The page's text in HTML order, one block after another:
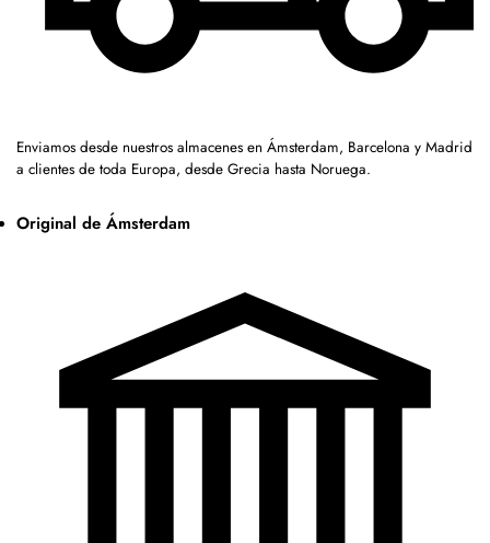
Enviamos desde nuestros almacenes en Ámsterdam, Barcelona y Madrid
a clientes de toda Europa, desde Grecia hasta Noruega.
Original de Ámsterdam